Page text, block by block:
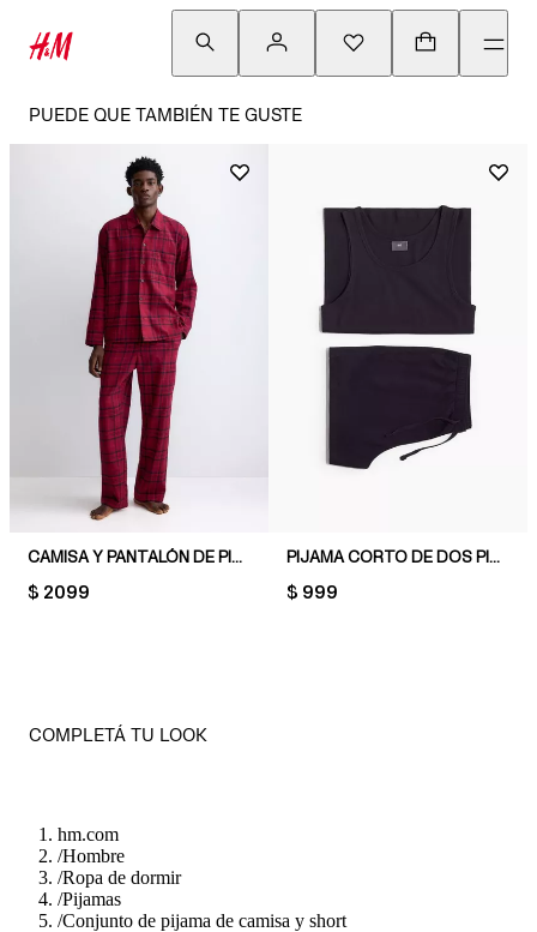
PUEDE QUE TAMBIÉN TE GUSTE
CAMISA Y PANTALÓN DE PIJAMA EN FRANELA
PRICE:
$ 2099
PIJAMA CORTO DE DOS PIEZAS EN ALGODÓN
PRICE:
$ 999
COMPLETÁ TU LOOK
hm.com
/Hombre
/Ropa de dormir
/Pijamas
/Conjunto de pijama de camisa y short